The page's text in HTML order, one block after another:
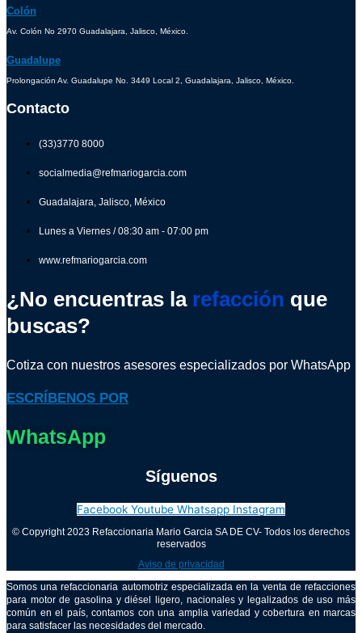
Colón
Av. Colón No 2970 Guadalajara, Jalisco, México.
Guadalupe
Prolongación Av. Guadalupe No. 3449 Local 2, Guadalajara, Jalisco, México.
Contacto
(33)3770 8000
socialmedia@refmariogarcia.com
Guadalajara, Jalisco, México
Lunes a Viernes / 08:30 am - 07:00 pm
www.refmariogarcia.com
¿No encuentras la refacción que
buscas?
Cotiza con nuestros asesores especializados por WhatsApp
ESCRÍBENOS POR
WhatsApp
Síguenos
Facebook Youtube Whatsapp Instagram
© Copyright 2023 Refaccionaria Mario Garcia SA DE CV- Todos los derechos
reservados
Aviso de privacidad
Somos una refaccionaria automotriz especializada en la venta de refacciones
para motor de gasolina y diésel ligero, nacionales y legalizados de uso más
común en el país, contamos con una amplia variedad y cobertura en marcas
para satisfacer las necesidades del mercado.